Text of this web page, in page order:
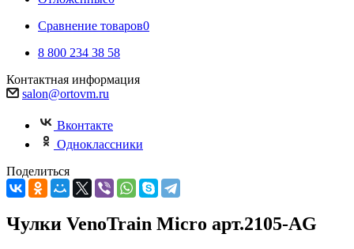
Сравнение товаров0
8 800 234 38 58
Контактная информация
salon@ortovm.ru
Вконтакте
Одноклассники
Поделиться
Чулки VenoTrain Micro арт.2105-AG